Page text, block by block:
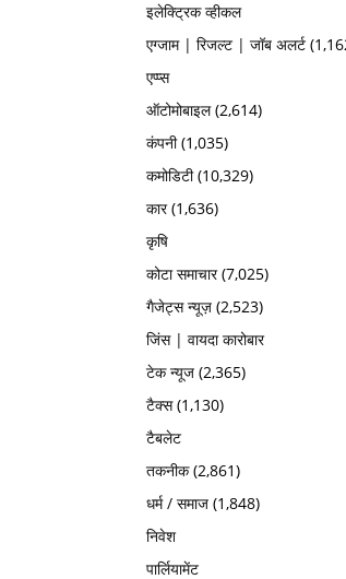
इलेक्ट्रिक व्हीकल
एग्जाम | रिजल्ट | जॉब अलर्ट
एप्प्स
ऑटोमोबाइल(2,614)
कंपनी(1,035)
कमोडिटी(10,329)
कार(1,636)
कृषि
कोटा समाचार(7,025)
गैजेट्स न्यूज़ (2,523)
जिंस | वायदा कारोबार
टेक न्यूज (2,365)
टैक्स(1,130)
टैबलेट
तकनीक(2,861)
धर्म / समाज (1,848)
निवेश
पार्लियामेंट